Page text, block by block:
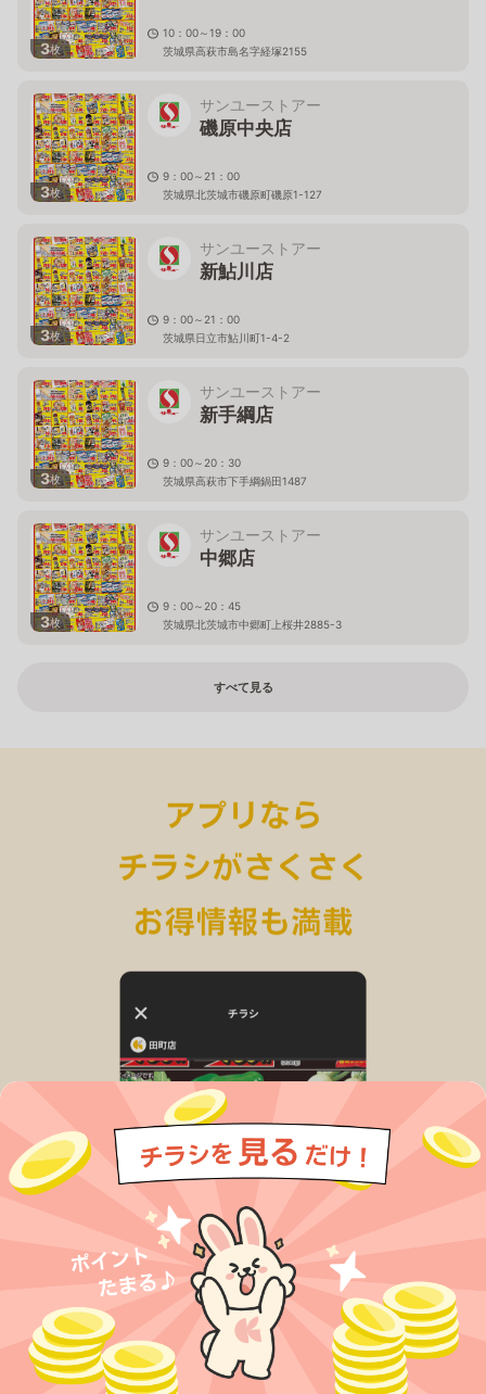
3枚
10：00～19：00
茨城県高萩市島名字経塚2155
3枚
サンユーストアー
磯原中央店
9：00～21：00
茨城県北茨城市磯原町磯原1-127
3枚
サンユーストアー
新鮎川店
9：00～21：00
茨城県日立市鮎川町1-4-2
3枚
サンユーストアー
新手綱店
9：00～20：30
茨城県高萩市下手綱鍋田1487
3枚
サンユーストアー
中郷店
9：00～20：45
茨城県北茨城市中郷町上桜井2885-3
すべて見る